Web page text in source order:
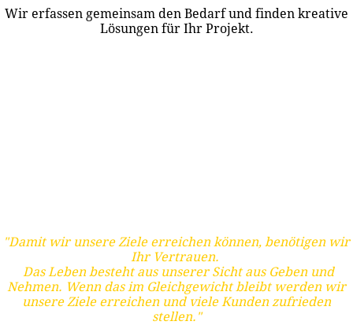
Wir erfassen gemeinsam den Bedarf und finden kreative
Lösungen für Ihr Projekt.
"Damit wir unsere Ziele erreichen können, benötigen wir
Ihr Vertrauen.
Das Leben besteht aus unserer Sicht aus Geben und
Nehmen. Wenn das im Gleichgewicht bleibt werden wir
unsere Ziele erreichen und viele Kunden zufrieden
stellen."